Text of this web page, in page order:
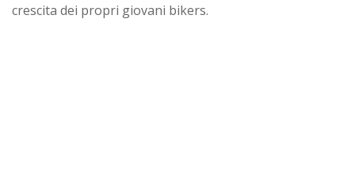
crescita dei propri giovani bikers.